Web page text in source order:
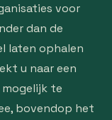
voor
dan de
laten ophalen
u naar een
te
bovendop het